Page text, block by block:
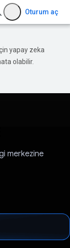
Oturum aç
yapay zeka
olabilir.
merkezine